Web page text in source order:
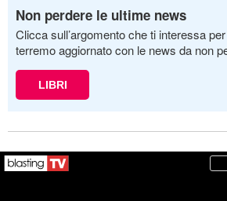
Non perdere le ultime news
Clicca sull’argomento che ti interessa
terremo aggiornato con le news da non
LIBRI